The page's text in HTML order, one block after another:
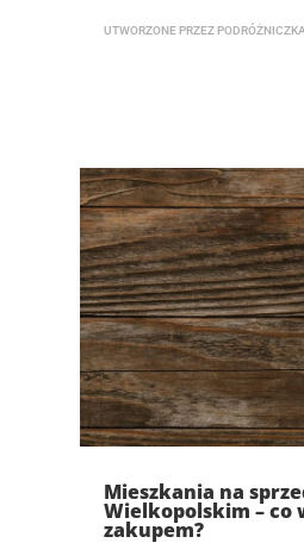
UTWORZONE PRZEZ
Mieszkania na
Wielkopolskim – co
zakupem?